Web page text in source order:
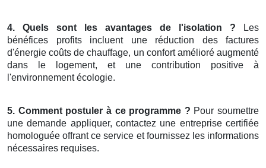
4. Quels sont les avantages de l'isolation ? Les
bénéfices profits incluent une réduction des factures
d'énergie coûts de chauffage, un confort amélioré augmenté
dans le logement, et une contribution positive à
l'environnement écologie.
5. Comment postuler à ce programme ? Pour soumettre
une demande appliquer, contactez une entreprise certifiée
homologuée offrant ce service et fournissez les informations
nécessaires requises.